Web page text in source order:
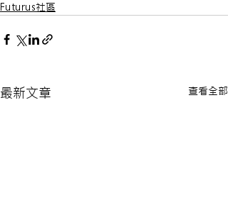
Futurus社區
最新文章 查看全部